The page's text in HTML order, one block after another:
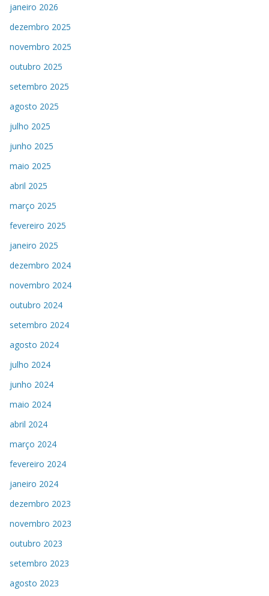
janeiro 2026
dezembro 2025
novembro 2025
outubro 2025
setembro 2025
agosto 2025
julho 2025
junho 2025
maio 2025
abril 2025
março 2025
fevereiro 2025
janeiro 2025
dezembro 2024
novembro 2024
outubro 2024
setembro 2024
agosto 2024
julho 2024
junho 2024
maio 2024
abril 2024
março 2024
fevereiro 2024
janeiro 2024
dezembro 2023
novembro 2023
outubro 2023
setembro 2023
agosto 2023